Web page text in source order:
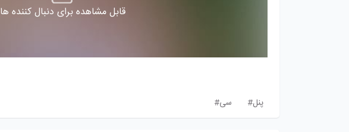
قابل مشاهده برای دنبال کننده ها
پنل#
سی#